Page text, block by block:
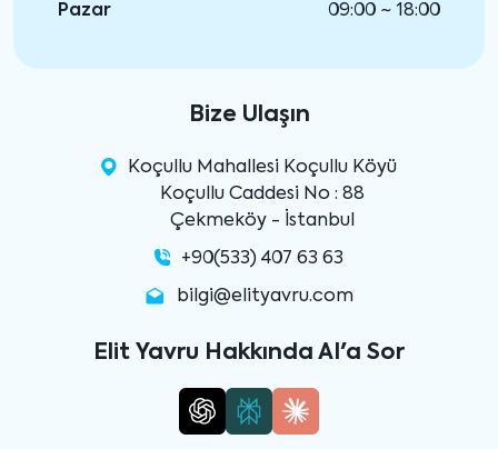
Pazar
09:00 ~ 18:00
Bize Ulaşın
Koçullu Mahallesi Koçullu Köyü
Koçullu Caddesi No : 88
Çekmeköy - İstanbul
+90(533) 407 63 63
bilgi@elityavru.com
Elit Yavru Hakkında AI'a Sor